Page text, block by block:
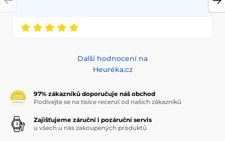
Další hodnocení na
Heuréka.cz
97% zákazníků doporučuje náš obchod
Podívejte se na tisíce recenzí od našich zákazníků
Zajišťujeme záruční i pozáruční servis
u všech u nás zakoupených produktů